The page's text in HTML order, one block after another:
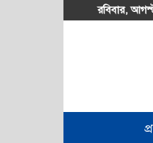
রবিবার,